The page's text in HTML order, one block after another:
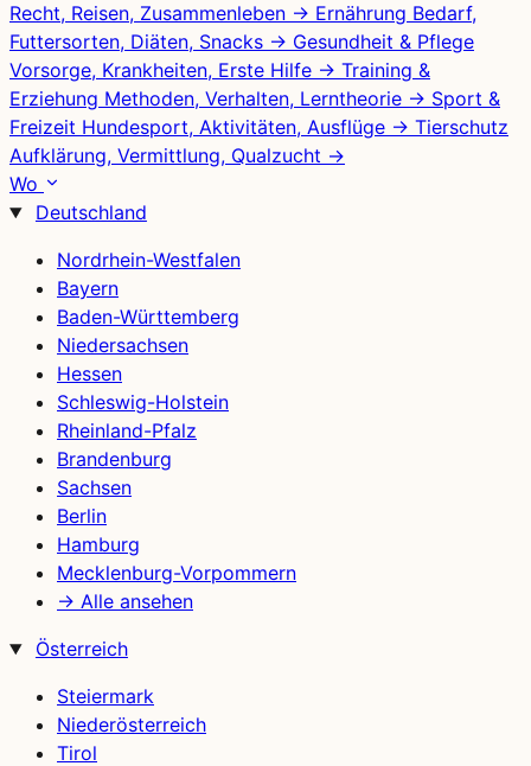
Recht, Reisen, Zusammenleben → Ernährung Bedarf,
Futtersorten, Diäten, Snacks → Gesundheit & Pflege
Vorsorge, Krankheiten, Erste Hilfe → Training &
Erziehung Methoden, Verhalten, Lerntheorie → Sport &
Freizeit Hundesport, Aktivitäten, Ausflüge → Tierschutz
Aufklärung, Vermittlung, Qualzucht →
Wo
Deutschland
Nordrhein-Westfalen
Bayern
Baden-Württemberg
Niedersachsen
Hessen
Schleswig-Holstein
Rheinland-Pfalz
Brandenburg
Sachsen
Berlin
Hamburg
Mecklenburg-Vorpommern
→ Alle ansehen
Österreich
Steiermark
Niederösterreich
Tirol